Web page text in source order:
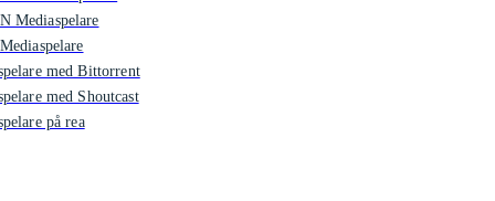
Mediaspelare
med Bittorrent
med Shoutcast
på rea